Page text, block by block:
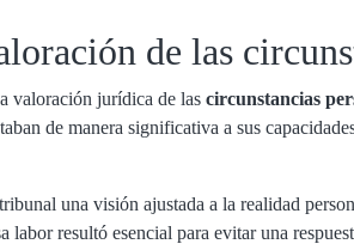
de las
valoración jurídica de las circunstancias
de manera significativa a sus
una visión ajustada a la realidad
resultó esencial para evitar una